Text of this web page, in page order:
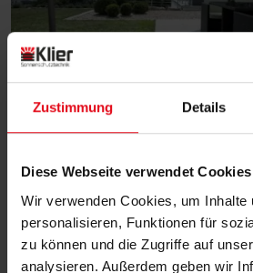
Zustimmung Details
Diese Webseite verwendet Cookies
Wir verwenden Cookies, um Inhalte
personalisieren, Funktionen für
zu können und die Zugriffe auf
analysieren. Außerdem geben wir
den Sonnenschutz nicht außer
IhrenNeubau mit einer
aufwerten , erfahren Sie hier!